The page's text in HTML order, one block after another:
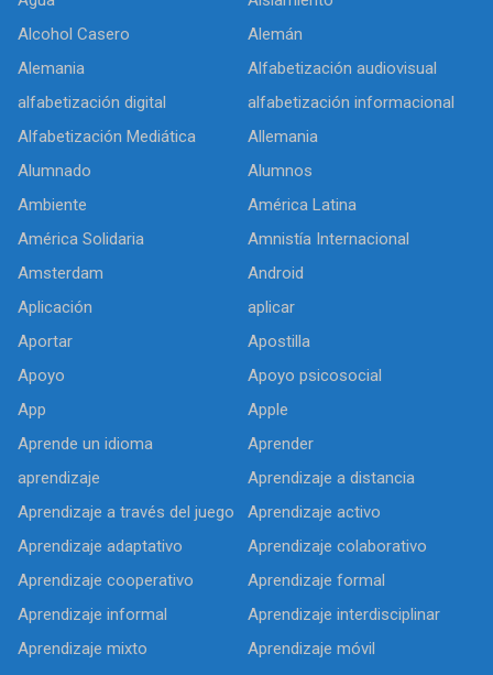
Alcohol Casero
Alemán
Alemania
Alfabetización audiovisual
alfabetización digital
alfabetización informacional
Alfabetización Mediática
Allemania
Alumnado
Alumnos
Ambiente
América Latina
América Solidaria
Amnistía Internacional
Amsterdam
Android
Aplicación
aplicar
Aportar
Apostilla
Apoyo
Apoyo psicosocial
App
Apple
Aprende un idioma
Aprender
aprendizaje
Aprendizaje a distancia
Aprendizaje a través del juego
Aprendizaje activo
Aprendizaje adaptativo
Aprendizaje colaborativo
Aprendizaje cooperativo
Aprendizaje formal
Aprendizaje informal
Aprendizaje interdisciplinar
Aprendizaje mixto
Aprendizaje móvil